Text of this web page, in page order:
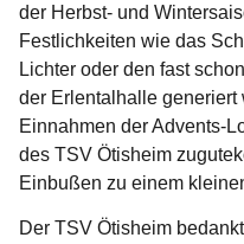
der Herbst- und
Festlichkeiten wie das
Lichter oder den fast
der Erlentalhalle generiert
Einnahmen der Advents-
des TSV Ötisheim
Einbußen zu einem
Der TSV Ötisheim